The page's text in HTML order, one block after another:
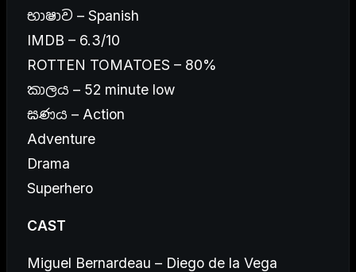
භාෂාව – Spanish
IMDB – 6.3/10
ROTTEN TOMATOES – 80%
කාලය – 52 minute low
ඝණය – Action
Adventure
Drama
Superhero
CAST
Miguel Bernardeau – Diego de la Vega